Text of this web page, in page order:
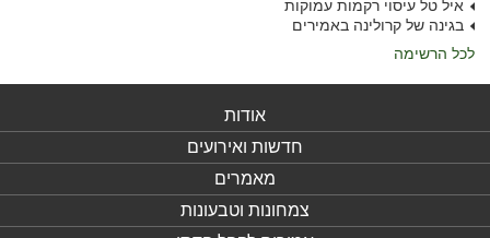
איל טל עיסוי רקמות עמוקות
בגינה של קרולינה באמירים
לכל הרשימה
אודות
חדשות ואירועים
מאמרים
צמחונות וטבעונות